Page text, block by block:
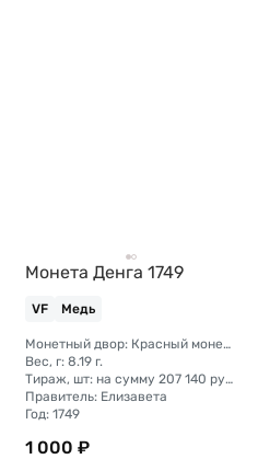
Монета Денга 1749
VF Медь
Монетный двор: Красный монетный двор (Москва); Екатеринбургский монетный двор
Вес, г: 8.19 г.
Тираж, шт: на сумму 207 140 рублей; на сумму 239 600 рублей
Правитель: Елизавета
Год: 1749
1 000 ₽